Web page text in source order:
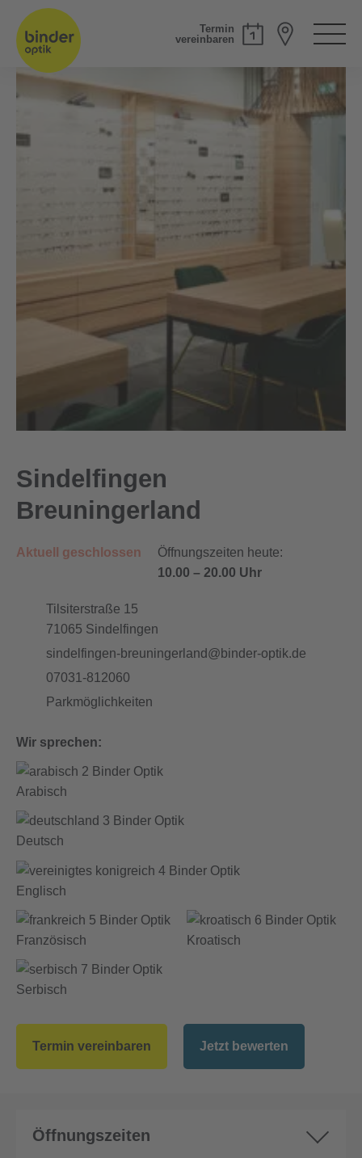
Termin
vereinbaren
Sindelfingen
Breuningerland
Aktuell geschlossen
Öffnungszeiten heute:
10.00 – 20.00 Uhr
Tilsiterstraße 15
71065 Sindelfingen
sindelfingen-breuningerland@binder-optik.de
07031-812060
Parkmöglichkeiten
Wir sprechen:
Arabisch
Deutsch
Englisch
Französisch Kroatisch
Serbisch
Termin vereinbaren Jetzt bewerten
Öffnungszeiten